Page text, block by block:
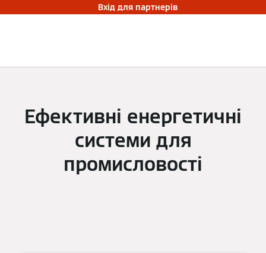
Вхід для партнерів
Ефективні енергетичні
системи для
промисловості